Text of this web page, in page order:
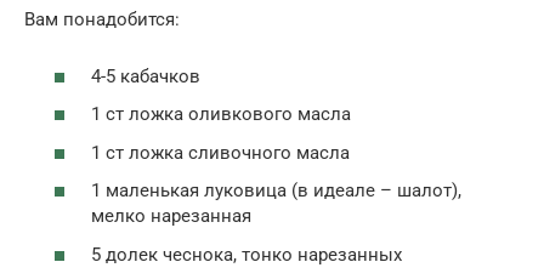
Вам понадобится:
4-5 кабачков
1 ст ложка оливкового масла
1 ст ложка сливочного масла
1 маленькая луковица (в идеале – шалот),
мелко нарезанная
5 долек чеснока, тонко нарезанных